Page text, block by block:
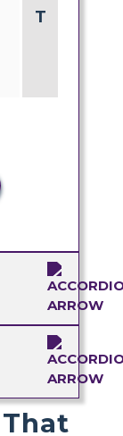
T